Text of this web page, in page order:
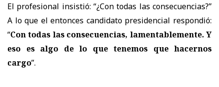
El profesional insistió: “¿Con todas las consecuencias?”
A lo que el entonces candidato presidencial respondió:
“Con todas las consecuencias, lamentablemente. Y
eso es algo de lo que tenemos que hacernos
cargo”.